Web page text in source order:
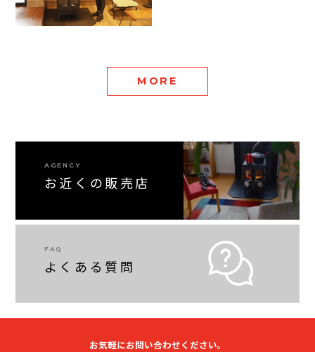
MORE
AGENCY
お近くの販売店
FAQ
よくある質問
お気軽にお問い合わせください。